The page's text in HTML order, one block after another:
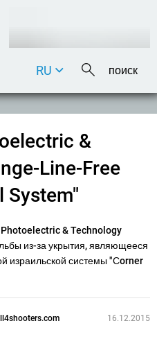
DE
IT
RU
&
Line-Free
System"
& Technology
из-за укрытия, являющееся
израильской системы "Сorner
16.12.2015